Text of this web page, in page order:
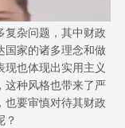
复杂问题，其中财政
国家的诸多理念和做
现也体现出实用主义
这种风格也带来了严
也要审慎对待其财政
？